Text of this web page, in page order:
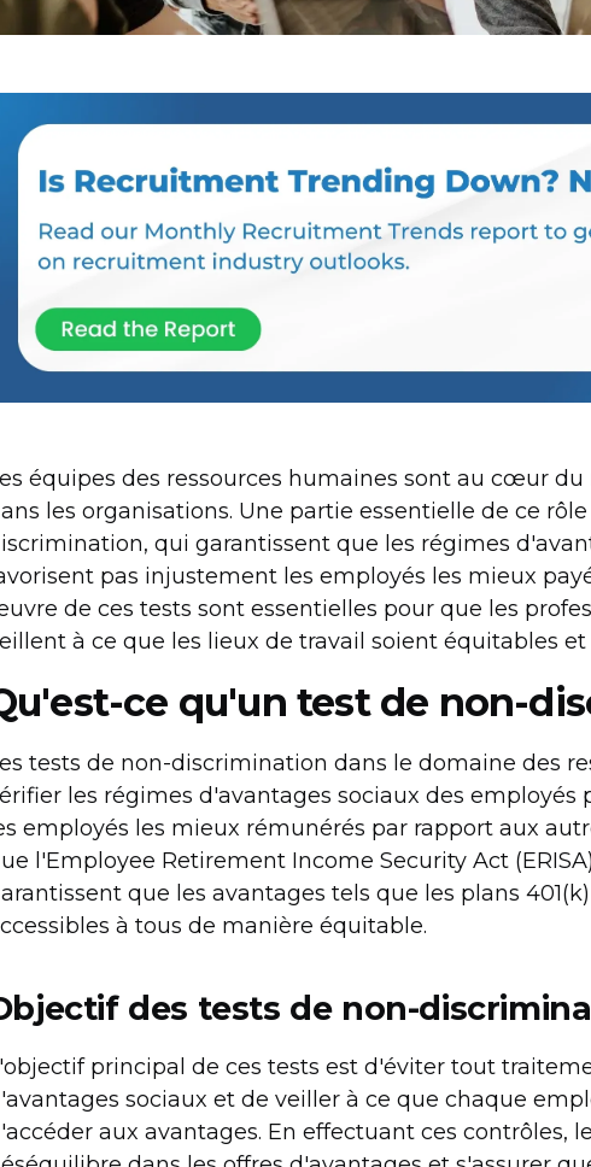
équipes des ressources humaines sont au cœur
les organisations. Une partie essentielle de ce
qui garantissent que les régimes
pas injustement les employés les mieux
de ces tests sont essentielles pour que les
à ce que les lieux de travail soient équitables
ce qu'un test de non-
tests de non-discrimination dans le domaine des
les régimes d'avantages sociaux des employés
employés les mieux rémunérés par rapport aux
l'Employee Retirement Income Security Act
que les avantages tels que les plans
à tous de manière équitable.
des tests de non-
principal de ces tests est d'éviter tout
sociaux et de veiller à ce que chaque
aux avantages. En effectuant ces contrôles,